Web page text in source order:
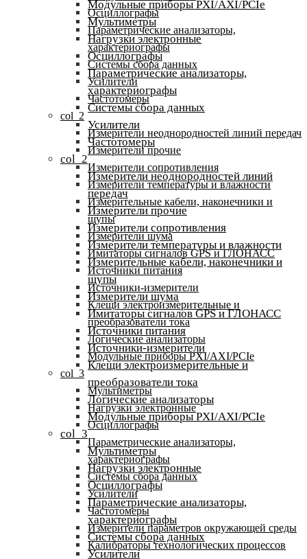
Осциллографы
Параметрические анализаторы,
характериографы
Системы сбора данных
Усилители
Частотомеры
col_2
Измерители неоднородностей линий передач
Измерители прочие
Измерители сопротивления
Измерители температуры и влажности
Измерительные кабели, наконечники и
щупы
Измерители шума
Имитаторы сигналов GPS и ГЛОНАСС
Источники питания
Источники-измерители
Клещи электроизмерительные и
преобразователи тока
Логические анализаторы
Модульные приборы PXI/AXI/PCIe
col_3
Мультиметры
Нагрузки электронные
Осциллографы
Параметрические анализаторы,
характериографы
Системы сбора данных
Усилители
Частотомеры
Измерители параметров окружающей среды
Калибраторы технологических процессов
Модульные приборы PXI/AXI/PCIe
Мультиметры
Нагрузки электронные
Осциллографы
Параметрические анализаторы,
характериографы
Системы сбора данных
Усилители
Частотомеры
col_2
Измерители неоднородностей линий
передач
Измерители прочие
Измерители сопротивления
Измерители температуры и влажности
Измерительные кабели, наконечники и
щупы
Измерители шума
Имитаторы сигналов GPS и ГЛОНАСС
Источники питания
Источники-измерители
Клещи электроизмерительные и
преобразователи тока
Логические анализаторы
Модульные приборы PXI/AXI/PCIe
col_3
Мультиметры
Нагрузки электронные
Осциллографы
Параметрические анализаторы,
характериографы
Системы сбора данных
Усилители